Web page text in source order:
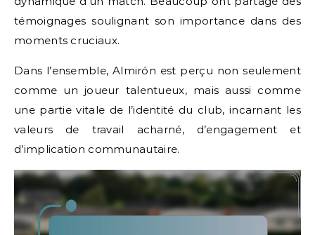
témoignages soulignant son importance dans des
moments cruciaux.
Dans l’ensemble, Almirón est perçu non seulement
comme un joueur talentueux, mais aussi comme
une partie vitale de l’identité du club, incarnant les
valeurs de travail acharné, d’engagement et
d’implication communautaire.